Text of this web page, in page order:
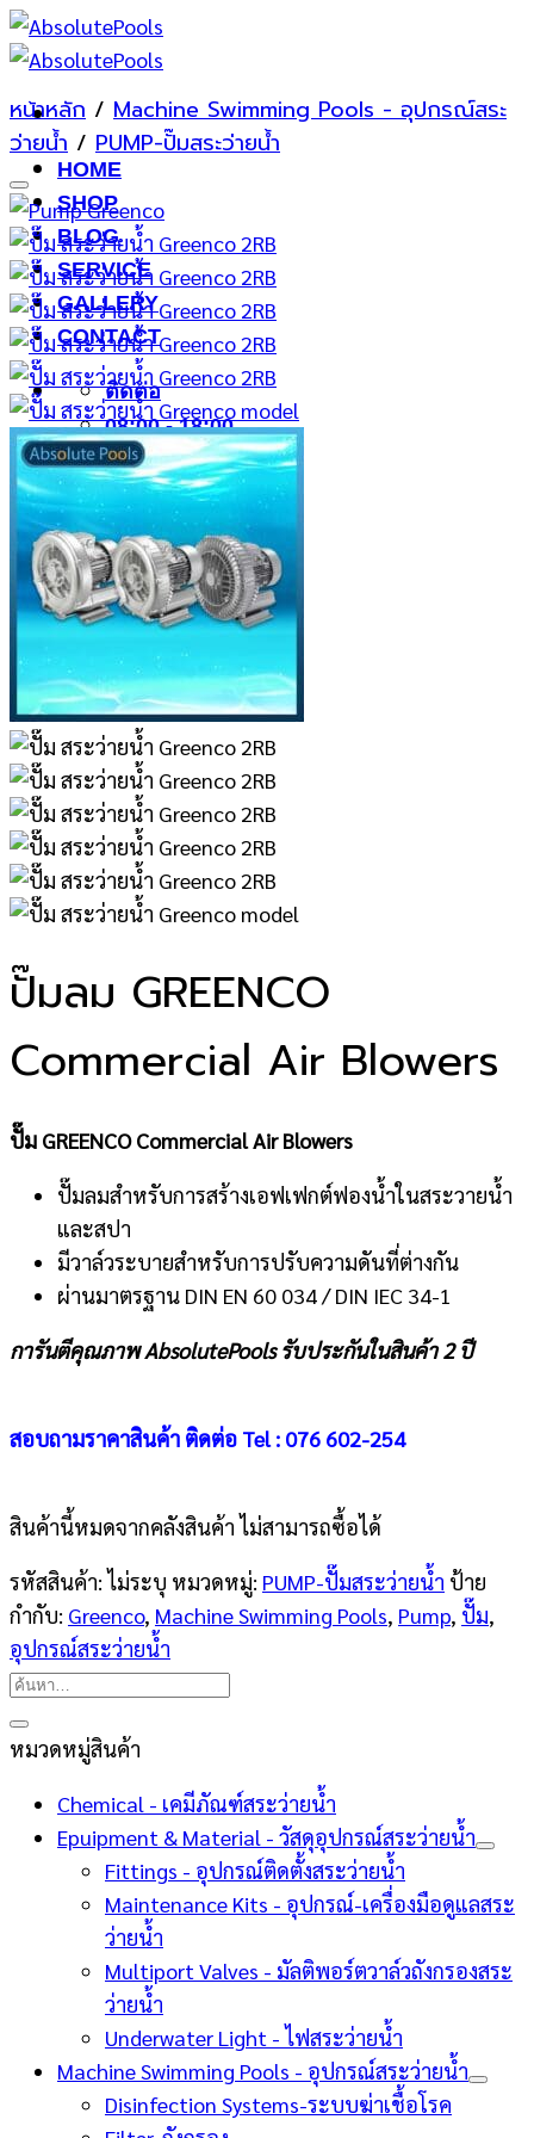
ข้าม
ไป
เนื้อหา
HOME
SHOP
BLOG
SERVICE
GALLERY
CONTACT
ติดต่อ
08:00 - 18:00
076602254
หน้าหลัก / Machine Swimming Pools - อุปกรณ์สระ
ว่ายน้ำ / PUMP-ปั๊มสระว่ายน้ำ
ปั๊มลม GREENCO
Commercial Air Blowers
ปั๊ม GREENCO Commercial Air Blowers
ปั๊มลมสำหรับการสร้างเอฟเฟกต์ฟองน้ำในสระวายน้ำ
และสปา
มีวาล์วระบายสำหรับการปรับความดันที่ต่างกัน
ผ่านมาตรฐาน DIN EN 60 034 / DIN IEC 34-1
การันตีคุณภาพ AbsolutePools รับประกันในสินค้า 2 ปี
สอบถามราคาสินค้า ติดต่อ Tel : 076 602-254
สินค้านี้หมดจากคลังสินค้า ไม่สามารถซื้อได้
รหัสสินค้า: ไม่ระบุ หมวดหมู่: PUMP-ปั๊มสระว่ายน้ำ ป้าย
กำกับ: Greenco, Machine Swimming Pools, Pump, ปั๊ม,
อุปกรณ์สระว่ายน้ำ
ค้นหา:
หมวดหมู่สินค้า
Chemical - เคมีภัณฑ์สระว่ายน้ำ
Epuipment & Material - วัสดุอุปกรณ์สระว่ายน้ำ
Fittings - อุปกรณ์ติดตั้งสระว่ายน้ำ
Maintenance Kits - อุปกรณ์-เครื่องมือดูแลสระ
ว่ายน้ำ
Multiport Valves - มัลติพอร์ตวาล์วถังกรองสระ
ว่ายน้ำ
Underwater Light - ไฟสระว่ายน้ำ
Machine Swimming Pools - อุปกรณ์สระว่ายน้ำ
Disinfection Systems-ระบบฆ่าเชื้อโรค